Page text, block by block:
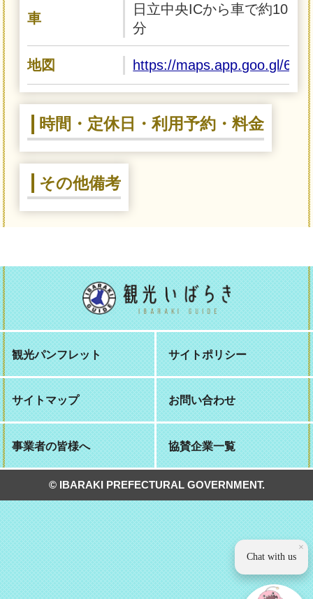
車
日立中央ICから車で約10
分
地図 https://maps.app.goo.gl/
時間・定休日・利用予約・料金
その他備考
観光パンフレット サイトポリシー
サイトマップ お問い合わせ
事業者の皆様へ 協賛企業一覧
© IBARAKI PREFECTURAL GOVERNMENT.
×
Chat with us